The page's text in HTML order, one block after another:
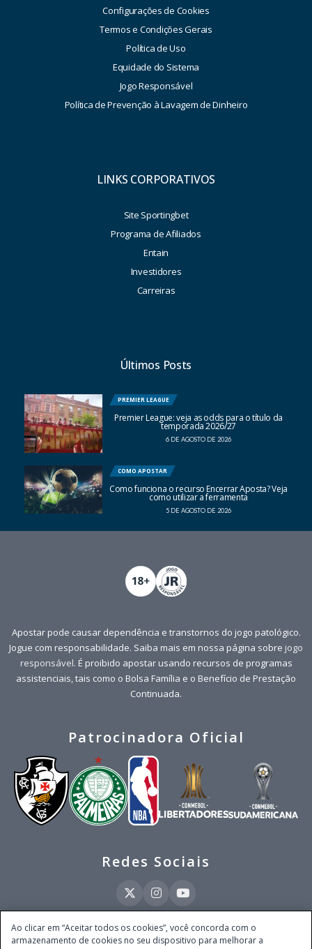
Configurações de Cookies
Termos e Condições Gerais
Política de Uso
Equidade do Sistema
Jogo Responsável
Política de Prevenção à Lavagem de Dinheiro
LINKS CORPORATIVOS
Site Sportingbet
Programa de Afiliados
Entain
Investidores
Carreiras
Últimos Posts
PREMIER LEAGUE
Premier League: veja as odds para o título da
temporada 2026/27
6 DE AGOSTO DE 2026
COMO APOSTAR
Como funciona o recurso Encerrar Aposta? Veja
como utilizar a ferramenta
5 DE AGOSTO DE 2026
Apostar pode causar dependência e transtornos do jogo patológico.
Jogue com responsabilidade. Saiba mais em nossa página sobre jogo
responsável. É proibido apostar usando recursos de programas
assistenciais, tais como o Bolsa Família e o Benefício de Prestação
Continuada.
Patrocinadora Oficial
Redes Sociais
Este site é operado pela Ventmear Brasil LTDA (CNPJ 52.868.380/0001-84), com
Ao clicar em “Aceitar todos os cookies”, você concorda com o
armazenamento de cookies no seu dispositivo para melhorar a